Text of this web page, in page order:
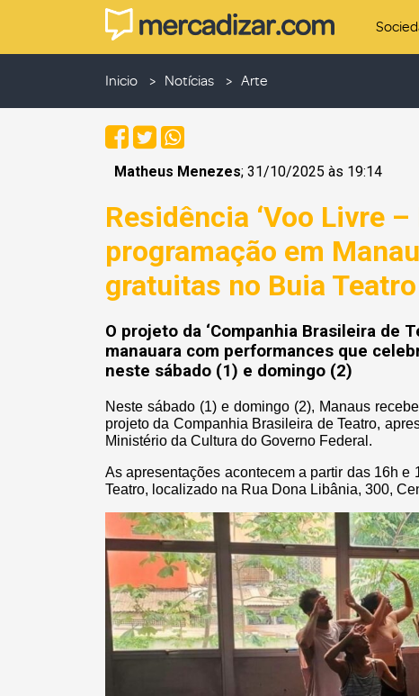
Inicio Notícias Arte
Matheus Menezes; 31/10/2025 às 19:14
Residência ‘Voo Livre
programação em
gratuitas no Buia Teatro
O projeto da ‘Companhia Brasileira de
manauara com performances que
neste sábado (1) e domingo (2)
Neste sábado (1) e domingo (2), Manaus
projeto da Companhia Brasileira de Teatro,
Ministério da Cultura do Governo Federal.
As apresentações acontecem a partir das 16h
Teatro, localizado na Rua Dona Libânia, 300,